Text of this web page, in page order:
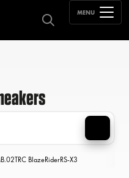
MENU
TRC BlazeRiderRS-X3